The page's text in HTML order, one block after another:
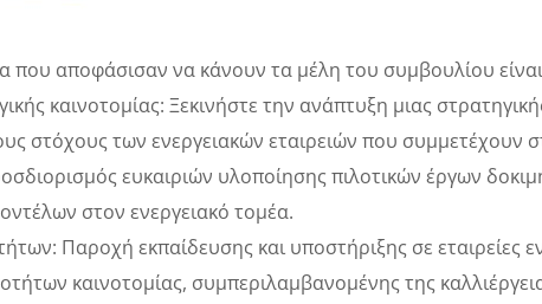
που αποφάσισαν να κάνουν τα μέλη του συμβουλίου
καινοτομίας: Ξεκινήστε την ανάπτυξη μιας
στόχους των ενεργειακών εταιρειών που συμμετέχουν
ευκαιριών υλοποίησης πιλοτικών έργων
στον ενεργειακό τομέα.
Παροχή εκπαίδευσης και υποστήριξης σε εταιρείες
καινοτομίας, συμπεριλαμβανομένης της